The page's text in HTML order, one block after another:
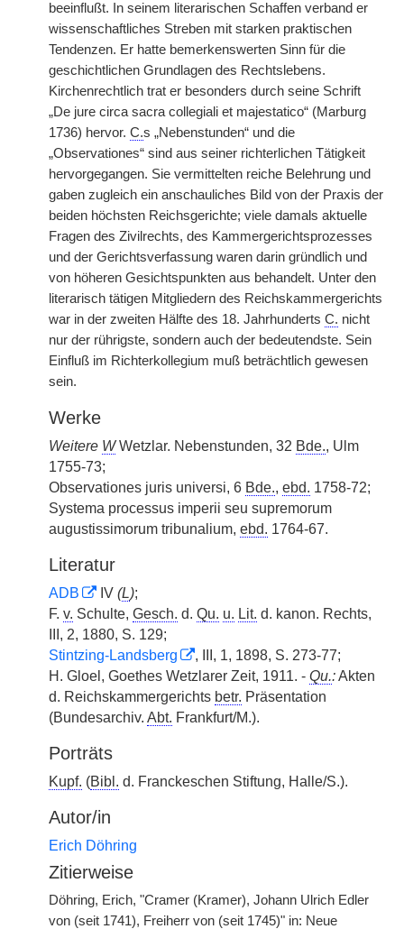
beeinflußt. In seinem literarischen Schaffen verband er
wissenschaftliches Streben mit starken praktischen
Tendenzen. Er hatte bemerkenswerten Sinn für die
geschichtlichen Grundlagen des Rechtslebens.
Kirchenrechtlich trat er besonders durch seine Schrift
„De jure circa sacra collegiali et majestatico“ (Marburg
1736) hervor. C.s „Nebenstunden“ und die
„Observationes“ sind aus seiner richterlichen Tätigkeit
hervorgegangen. Sie vermittelten reiche Belehrung und
gaben zugleich ein anschauliches Bild von der Praxis der
beiden höchsten Reichsgerichte; viele damals aktuelle
Fragen des Zivilrechts, des Kammergerichtsprozesses
und der Gerichtsverfassung waren darin gründlich und
von höheren Gesichtspunkten aus behandelt. Unter den
literarisch tätigen Mitgliedern des Reichskammergerichts
war in der zweiten Hälfte des 18. Jahrhunderts C. nicht
nur der rührigste, sondern auch der bedeutendste. Sein
Einfluß im Richterkollegium muß beträchtlich gewesen
sein.
Werke
Weitere WWetzlar. Nebenstunden, 32 Bde., Ulm
1755-73;
Observationes juris universi, 6 Bde., ebd. 1758-72;
Systema processus imperii seu supremorum
augustissimorum tribunalium, ebd. 1764-67.
Literatur
ADB IV (L);
F. v. Schulte, Gesch. d. Qu. u. Lit. d. kanon. Rechts,
III, 2, 1880, S. 129;
Stintzing-Landsberg
, III, 1, 1898, S. 273-77;
H. Gloel, Goethes Wetzlarer Zeit, 1911. - Qu.:Akten
d. Reichskammergerichts betr. Präsentation
(Bundesarchiv. Abt. Frankfurt/M.).
Porträts
Kupf. (Bibl. d. Franckeschen Stiftung, Halle/S.).
Autor/in
Erich Döhring
Zitierweise
Döhring, Erich, "Cramer (Kramer), Johann Ulrich Edler
von (seit 1741), Freiherr von (seit 1745)" in: Neue